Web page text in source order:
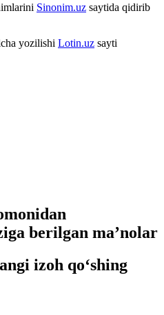
Sinonim.uz saytida qidirib
yozilishi Lotin.uz sayti
berilgan ma’nolar
izoh qo‘shing